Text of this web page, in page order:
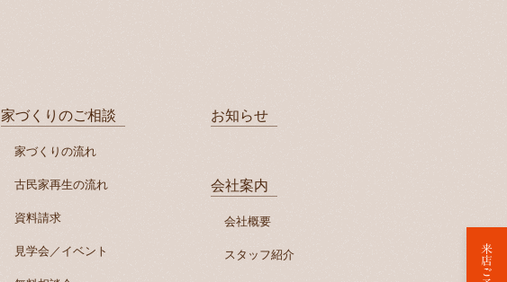
家づくりのご相談
家づくりの流れ
古民家再生の流れ
資料請求
見学会／イベント
お知らせ
会社案内
会社概要
スタッフ紹介